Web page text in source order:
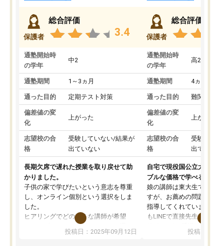
保護者
総合評価
3.4
通塾開始時
の学年
中2
通塾期間 1～3ヵ月
通った目的 定期テスト対策
偏差値の変
化
上がった
志望校の合
格
受験していない/結果が
出ていない
長期欠席で遅れた授業を取り戻せて助
かりました。
子供の家で学びたいという意志を尊重
し、オンライン個別という選択をしま
した。
ヒアリングでどのような講師が希望
か、オプションは付帯するかなど選ぶ
事が出来ました。
投稿日：2025年09月12日
保護者
総合評価
通塾開始時
の学年
高2
通塾期間 4ヵ月～1
通った目的 難関私立
偏差値の変
化
上がった
志望校の合
格
受験して
出ていな
自宅で現役国公立大学生
ブルな価格で学べる
娘の講師は東大生では無
すが、お薦めの問題集や
指導してくれています。
もLINEで直接先生に質問
めれるので、個人に合
投稿日：